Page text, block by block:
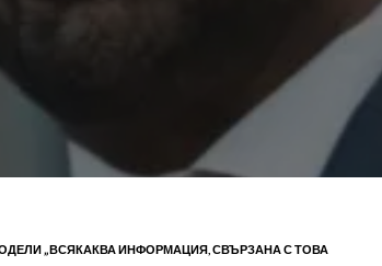
„ВСЯКАКВА ИНФОРМАЦИЯ, СВЪРЗАНА С ТОВА